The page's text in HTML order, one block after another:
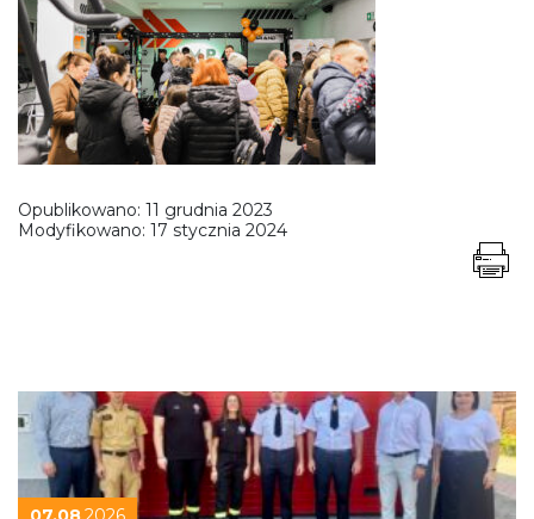
Opublikowano: 11 grudnia 2023
Modyfikowano: 17 stycznia 2024